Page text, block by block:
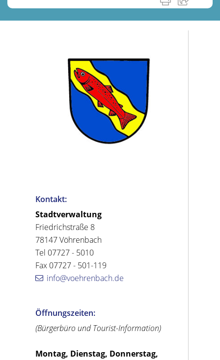
Kontakt:
Stadtverwaltung
Friedrichstraße 8
78147 Vöhrenbach
Tel 07727 - 5010
Fax 07727 - 501-119
info@voehrenbach.de
Öffnungszeiten:
(Bürgerbüro und Tourist-Information)
Montag, Dienstag, Donnerstag,